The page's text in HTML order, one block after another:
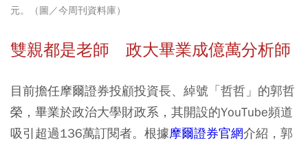
元。（圖／今周刊資料庫）
雙親都是老師 政大畢業成億萬分析師
目前擔任摩爾證券投顧投資長、綽號「哲哲」的郭哲
榮，畢業於政治大學財政系，其開設的YouTube頻道
吸引超過136萬訂閱者。根據摩爾證券官網介紹，郭